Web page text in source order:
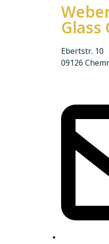
Glass
Ebertstr. 10
09126